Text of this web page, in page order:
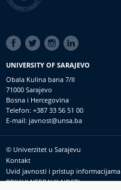
SOCIAL
LINKS
UNIVERSITY OF SARAJEVO
Obala Kulina bana 7/II
71000 Sarajevo
Bosna i Hercegovina
Telefon: +387 33 56 51 00
E-mail: javnost@unsa.ba
Footer
meni
© Univerzitet u Sarajevu
Kontakt
Uvid javnosti i pristup informacijama
PRIJAVI NEPRAVILNOSTI